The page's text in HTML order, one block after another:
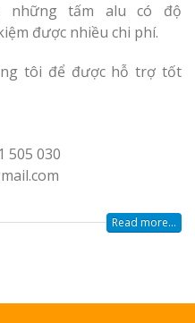
những tấm alu có độ
được nhiều chi phí.
tôi để được hỗ trợ tốt
505 030
Read more...
Làm biển
tại Vinh Nghệ An
Mỹ Phẩm Vinh Thu